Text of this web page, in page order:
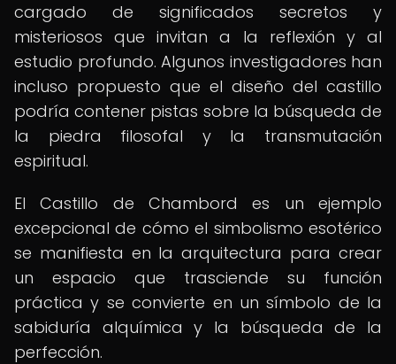
cargado de significados secretos y
misteriosos que invitan a la reflexión y al
estudio profundo. Algunos investigadores han
incluso propuesto que el diseño del castillo
podría contener pistas sobre la búsqueda de
la piedra filosofal y la transmutación
espiritual.
El Castillo de Chambord es un ejemplo
excepcional de cómo el simbolismo esotérico
se manifiesta en la arquitectura para crear
un espacio que trasciende su función
práctica y se convierte en un símbolo de la
sabiduría alquímica y la búsqueda de la
perfección.